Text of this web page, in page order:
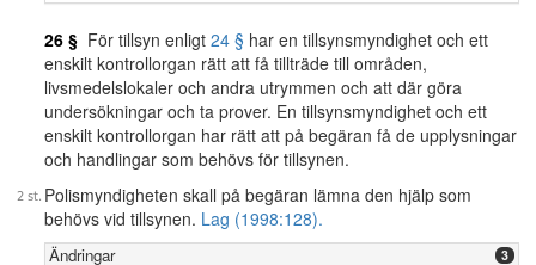
26 § För tillsyn enligt 24 § har en tillsynsmyndighet och ett
enskilt kontrollorgan rätt att få tillträde till områden,
livsmedelslokaler och andra utrymmen och att där göra
undersökningar och ta prover. En tillsynsmyndighet och ett
enskilt kontrollorgan har rätt att på begäran få de upplysningar
och handlingar som behövs för tillsynen.
Polismyndigheten skall på begäran lämna den hjälp som
behövs vid tillsynen. Lag (1998:128).
Ändringar 3